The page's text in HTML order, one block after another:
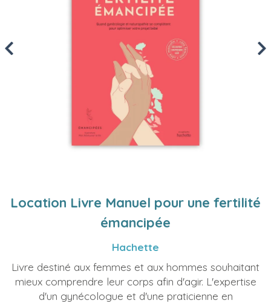
Previous
Location Livre Manuel pour une fertilité
émancipée
Hachette
Livre destiné aux femmes et aux hommes souhaitant
mieux comprendre leur corps afin d'agir. L'expertise
d'un gynécologue et d'une praticienne en